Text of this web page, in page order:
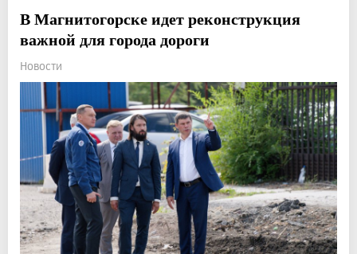
В Магнитогорске идет реконструкция
важной для города дороги
Новости